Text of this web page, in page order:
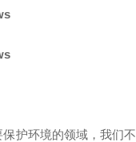
护环境的领域，我们